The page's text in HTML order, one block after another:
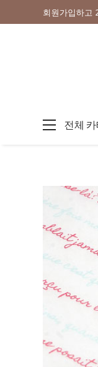
회원가입하고
전체